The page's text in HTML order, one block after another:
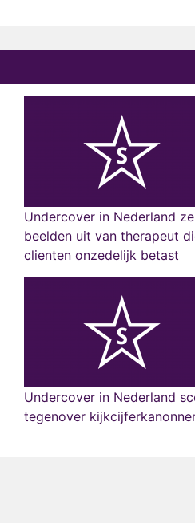
Undercover in Nederland
beelden uit van therapeut
clienten onzedelijk betast
Undercover in Nederland
tegenover